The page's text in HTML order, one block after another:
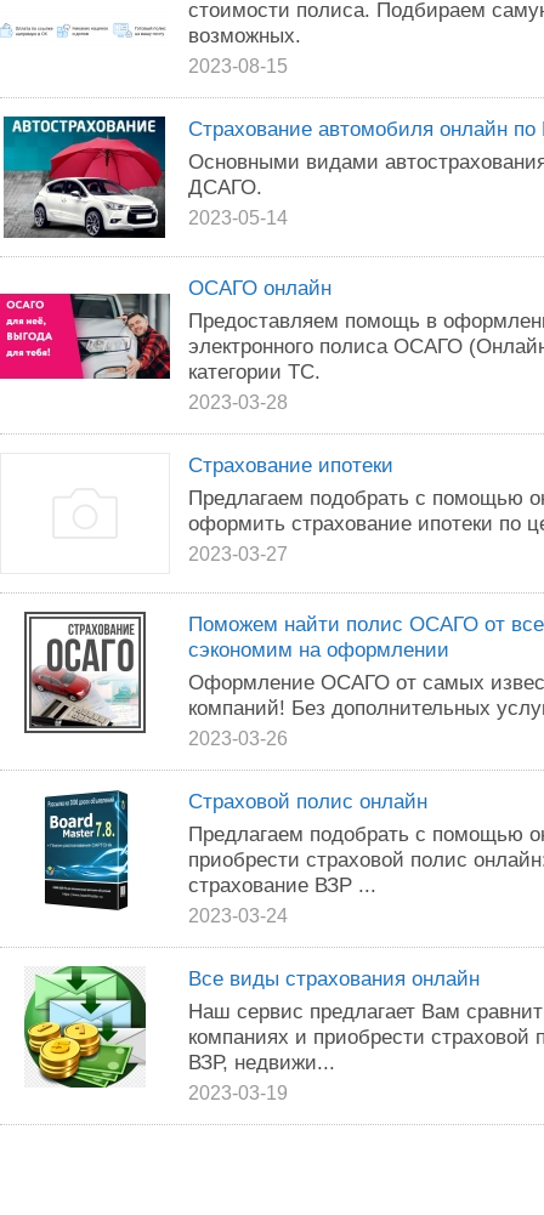
стоимости полиса. Подбираем
возможных.
2023-08-15
Страхование автомобиля онлайн по
Основными видами
ДСАГО.
2023-05-14
ОСАГО онлайн
Предоставляем помощь в
электронного полиса ОСАГО
категории ТС.
2023-03-28
Страхование ипотеки
Предлагаем подобрать с помощью
оформить страхование ипотеки по
2023-03-27
Поможем найти полис ОСАГО от
сэкономим на оформлении
Оформление ОСАГО от самых
компаний! Без дополнительных
2023-03-26
Страховой полис онлайн
Предлагаем подобрать с помощью
приобрести страховой полис
страхование ВЗР ...
2023-03-24
Все виды страхования онлайн
Наш сервис предлагает Вам
компаниях и приобрести
ВЗР, недвижи...
2023-03-19